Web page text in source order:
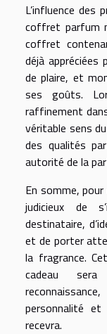
L’influence des
coffret parfum
coffret
déjà appréciées
de plaire, et
ses goûts.
raffinement
véritable sens
des qualités
autorité de la
En somme,
judicieux de
destinataire,
et de porter
la fragrance.
cadeau
personnalité
recevra.